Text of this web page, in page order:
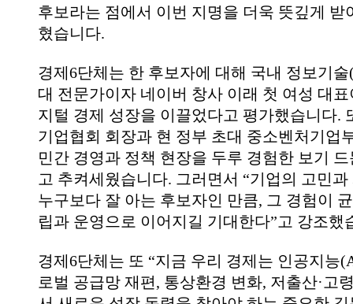
후보라는 점에서 이번 지명을 더욱 뜻깊게 받
혔습니다.
경제 6단체는 한 후보자에 대해 국내 정보기술
대 전문가이자 네이버 창사 이래 첫 여성 대
지털 경제 성장을 이끌었다고 평가했습니다.
기업협회 회장과 현 정부 초대 중소벤처기업
민간 경영과 정책 현장을 두루 경험한 보기
고 추켜세웠습니다. 그러면서 “기업의 고민
누구보다 잘 아는 후보자인 만큼, 그 경험이
립과 운영으로 이어지길 기대한다”고 강조했
경제 6단체는 또 “지금 우리 경제는 인공지능
로벌 공급망 재편, 통상환경 변화, 저출산·고